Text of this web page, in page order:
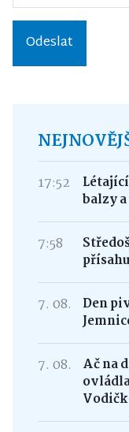
Odeslat
17:52
balzy
7:58
přísahu
7. 08.
Den
7. 08.
Ač na